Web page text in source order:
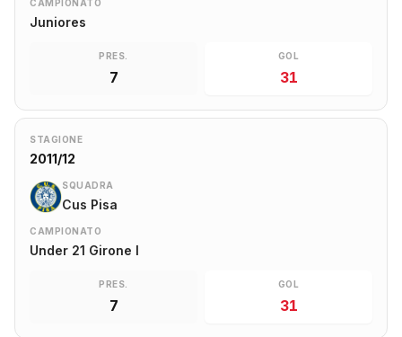
CAMPIONATO
Juniores
PRES.
7
GOL
31
STAGIONE
2011/12
SQUADRA
Cus Pisa
CAMPIONATO
Under 21 Girone I
PRES.
7
GOL
31